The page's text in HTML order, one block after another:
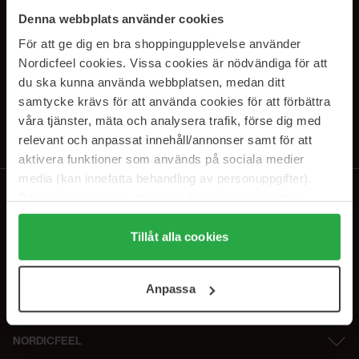
Denna webbplats använder cookies
För att ge dig en bra shoppingupplevelse använder
Nordicfeel cookies. Vissa cookies är nödvändiga för att
du ska kunna använda webbplatsen, medan ditt
samtycke krävs för att använda cookies för att förbättra
våra tjänster, mäta och analysera trafik, förse dig med
relevant och anpassat innehåll/annonser samt för att
aktivera funktioner som används på sociala medier
media (kan innefatta behandling av personuppgifter).
Genom att trycka på "Tillåt alla cookies" accepterar du
alla cookies, medan du under "Detaljer" kan anpassa
användningen av cookies. Du kan när som helst återkalla
samt vår Integritetspolicy.
Tillåt alla cookies
Anpassa
PRENUMERERA PÅ VÅRA
NYHETSBREV
Genom att prenumerera accepterar du vårIntegritetspolicy.
Avprenumerera när som helst.
NORDICFEEL